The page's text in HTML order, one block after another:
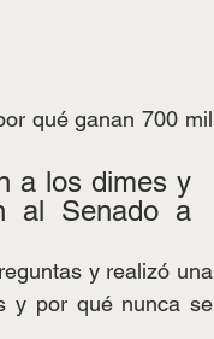
qué ganan 700 mil
a los dimes y
al Senado a
y realizó una
y por qué nunca se